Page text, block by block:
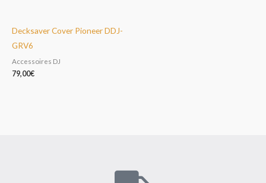
Decksaver Cover Pioneer DDJ-
GRV6
Accessoires DJ
79,00€